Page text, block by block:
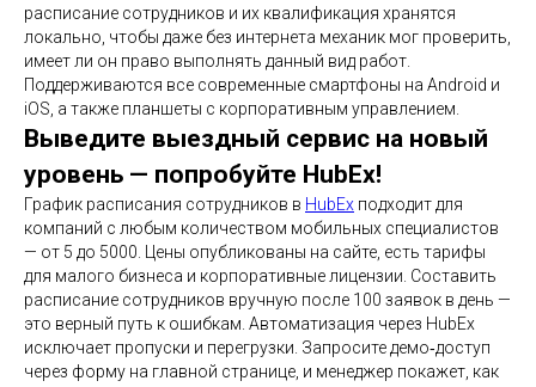
расписание сотрудников и их квалификация хранятся
локально, чтобы даже без интернета механик мог проверить,
имеет ли он право выполнять данный вид работ.
Поддерживаются все современные смартфоны на Android и
iOS, а также планшеты с корпоративным управлением.
Выведите выездный сервис на новый
уровень — попробуйте HubEx!
График расписания сотрудников в HubEx подходит для
компаний с любым количеством мобильных специалистов
— от 5 до 5000. Цены опубликованы на сайте, есть тарифы
для малого бизнеса и корпоративные лицензии. Составить
расписание сотрудников вручную после 100 заявок в день —
это верный путь к ошибкам. Автоматизация через HubEx
исключает пропуски и перегрузки. Запросите демо‑доступ
через форму на главной странице, и менеджер покажет, как